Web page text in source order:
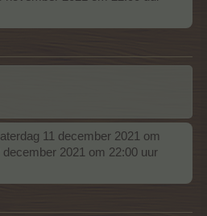
11 december 2021 om
2021 om 22:00 uur